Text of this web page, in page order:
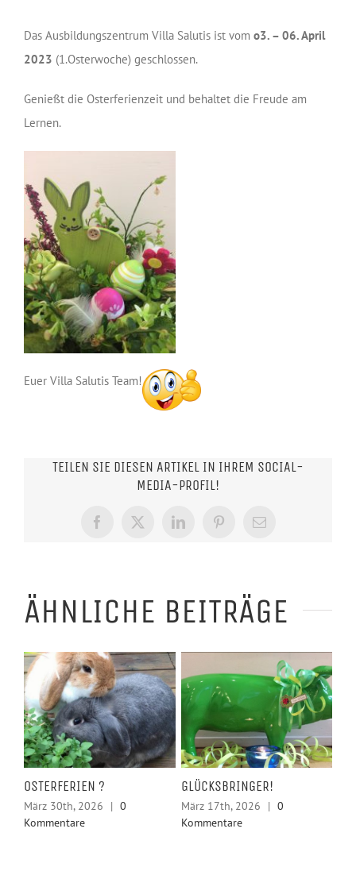
Das Ausbildungszentrum Villa Salutis ist vom o3. – 06. April
2023 (1.Osterwoche) geschlossen.
Genießt die Osterferienzeit und behaltet die Freude am
Lernen.
Euer Villa Salutis Team!
TEILEN SIE DIESEN ARTIKEL IN IHREM SOCIAL-
MEDIA-PROFIL!
Facebook
X LinkedInPinterest
E-
ÄHNLICHE BEITRÄGE
OSTERFERIEN ?
März 30th, 2026 | 0
Kommentare
GLÜCKSBRINGER!
März 17th, 2026 | 0
Kommentare